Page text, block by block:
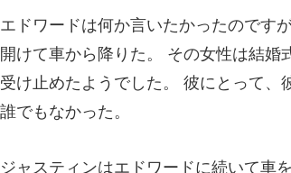
て車から降りた。 その女性は結婚
受け止め